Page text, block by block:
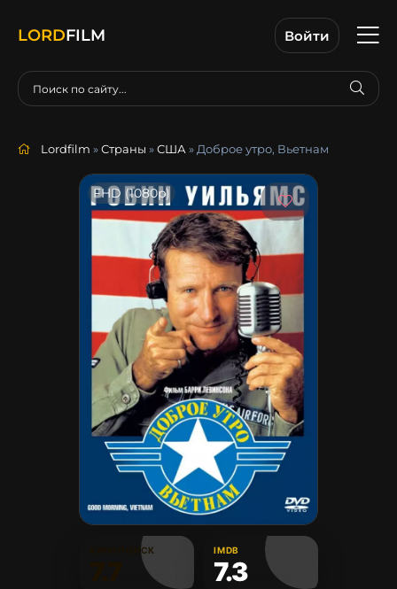
LORDFILM Войти
Lordfilm »Страны »США » Доброе утро, Вьетнам
FHD (1080p)
КИНОПОИСК IMDB
7.3